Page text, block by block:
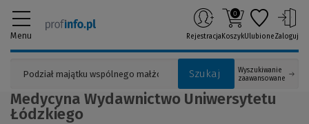
Menu
Szukaj
Wyszukiwanie
zaawansowane
Rejestracja
0
KoszykUlubioneZaloguj
Medycyna Wydawnictwo Uniwersytetu
Łódzkiego